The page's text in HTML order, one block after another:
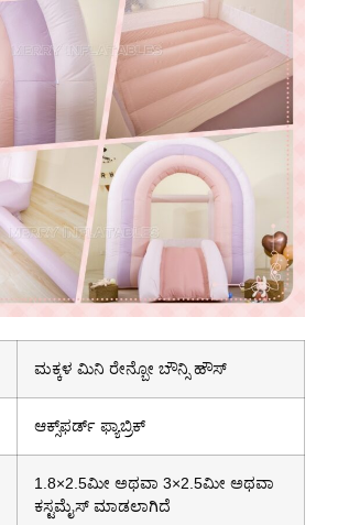
ಮಕ್ಕಳ ಮಿನಿ ರೇನ್ಬೋ ಬೌನ್ಸಿ ಹೌಸ್
ಆಕ್ಸ್‌ಫರ್ಡ್ ಫ್ಯಾಬ್ರಿಕ್
1.8×2.5ಮೀ ಅಥವಾ 3×2.5ಮೀ ಅಥವಾ
ಕಸ್ಟಮೈಸ್ ಮಾಡಲಾಗಿದೆ